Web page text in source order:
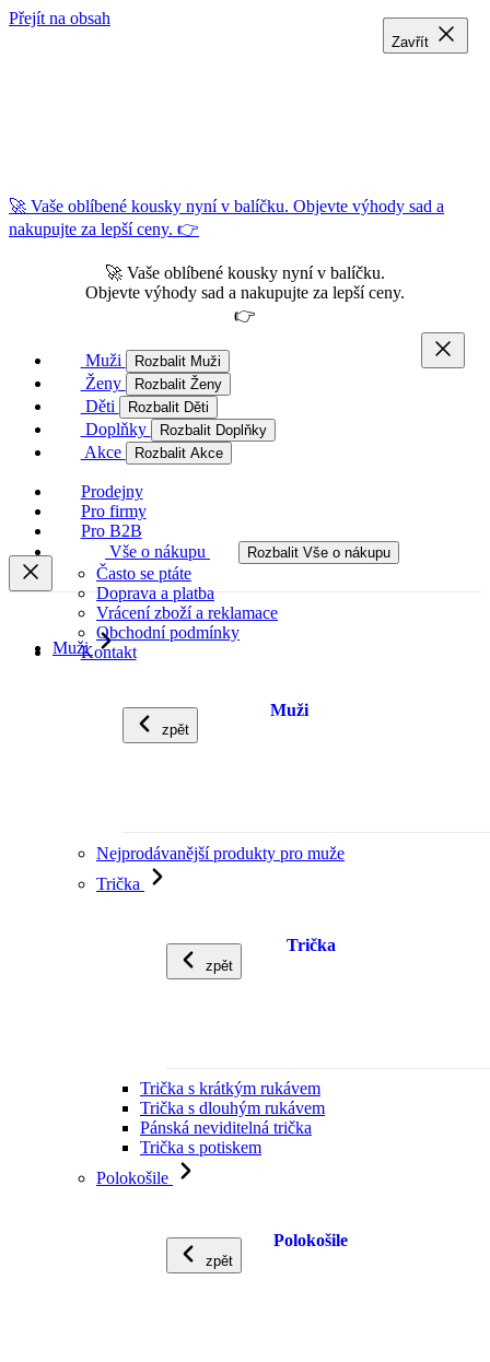
Přejít na obsah
🚀 Vaše oblíbené kousky nyní v balíčku. Objevte výhody sad a
nakupujte za lepší ceny. 👉
🚀 Vaše oblíbené kousky nyní v balíčku.
Objevte výhody sad a nakupujte za lepší ceny.
👉
Muži Rozbalit Muži
Ženy Rozbalit Ženy
Děti Rozbalit Děti
Doplňky Rozbalit Doplňky
Akce Rozbalit Akce
Prodejny
Pro firmy
Pro B2B
Vše o nákupu
Rozbalit Vše o nákupu
Často se ptáte
Doprava a platba
Vrácení zboží a reklamace
Obchodní podmínky
Kontakt
Muži
zpět
Muži
Nejprodávanější produkty pro muže
Trička
zpět
Trička
Trička s krátkým rukávem
Trička s dlouhým rukávem
Pánská neviditelná trička
Trička s potiskem
Polokošile
zpět
Polokošile
Zavřít
Zavřít
Zavřít